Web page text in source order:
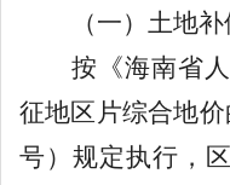
（一）土地
按《海南省
征地区片综合地
号）规定执行，